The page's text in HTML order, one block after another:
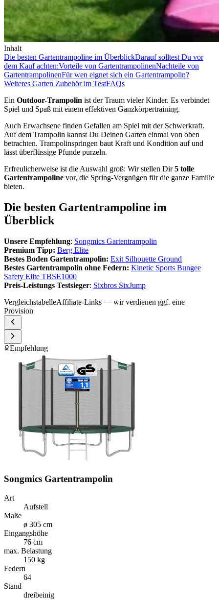
Inhalt
Die besten Gartentrampoline im ÜberblickDarauf solltest Du vor
dem Kauf achten:Vorteile von GartentrampolinenNachteile von
GartentrampolinenFür wen eignet sich ein Gartentrampolin?
Weiteres Garten Zubehör im TestFAQs
Ein Outdoor-Trampolin ist der Traum vieler Kinder. Es verbindet
Spiel und Spaß mit einem effektiven Ganzkörpertraining.
Auch Erwachsene finden Gefallen am Spiel mit der Schwerkraft.
Auf dem Trampolin kannst Du Deinen Garten einmal von oben
betrachten. Trampolinspringen baut Kraft und Kondition auf und
lässt überflüssige Pfunde purzeln.
Erfreulicherweise ist die Auswahl groß: Wir stellen Dir5 tolle
Gartentrampoline vor, die Spring-Vergnügen für die ganze Familie
bieten.
Die besten Gartentrampoline im
Überblick
Unsere Empfehlung: Songmics Gartentrampolin
Premium Tipp: Berg Elite
Bestes Boden Gartentrampolin: Exit Silhouette Ground
Bestes Gartentrampolin ohne Federn: Kinetic Sports Bungee
Safety Elite TBSE1000
Preis-Leistungs Testsieger: Sixbros SixJump
VergleichstabelleAffiliate-Links — wir verdienen ggf. eine
Provision
Empfehlung
Songmics Gartentrampolin
Art
Aufstell
Maße
ø 305 cm
Eingangshöhe
76 cm
max. Belastung
150 kg
Federn
64
Stand
dreibeinig